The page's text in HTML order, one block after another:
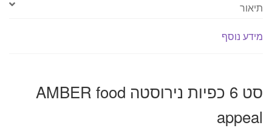
תיאור
מידע נוסף
סט 6 כפיות נירוסטה AMBER food
appeal